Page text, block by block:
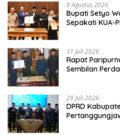
9 Agustus 2026
Bupati Setyo
Sepakati KUA-
31 Juli 2026
Rapat
Sembilan
29 Juli 2026
DPRD